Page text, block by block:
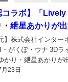
コラボ】「
・紲星あかりが
23日
】株式会社インタ
・がくぽ・ウナ 3D
かり・紲星あかりが
り開始するクラウド